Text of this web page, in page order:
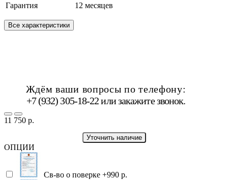
Гарантия
12 месяцев
Все характеристики
Ждём ваши вопросы по телефону:
+7 (932) 305-18-22 илизакажите звонок.
11 750 р.
Уточнить наличие
ОПЦИИ
Св-во о поверке +990 р.